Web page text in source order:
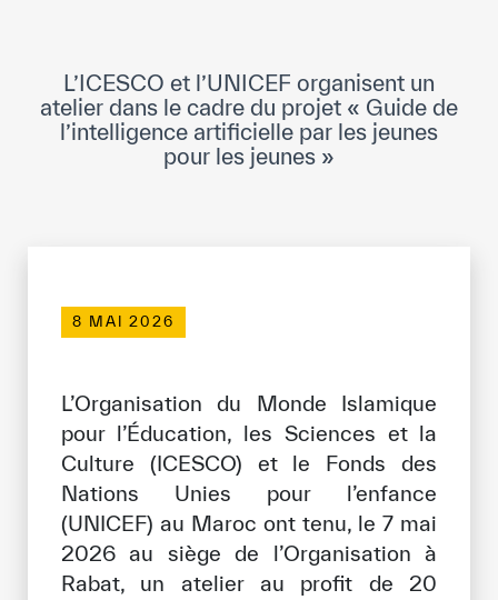
Normes Internationales de Qualité et
d’Excellence
Partenariats
Notre impact
Objectifs de développement durable
Données et perspectives
Bibliothèque Numérique de l’ICESCO
Musées et Expositions
L’ICESCO et l’UNICEF organisent un
atelier dans le cadre du projet « Guide de
l’intelligence artificielle par les jeunes
pour les jeunes »
8 MAI 2026
L’Organisation du Monde Islamique
pour l’Éducation, les Sciences et la
Culture (ICESCO) et le Fonds des
Nations Unies pour l’enfance
(UNICEF) au Maroc ont tenu, le 7 mai
2026 au siège de l’Organisation à
Rabat, un atelier au profit de 20